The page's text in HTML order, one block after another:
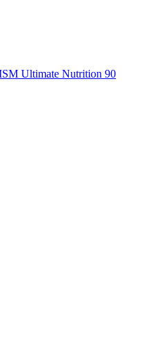
Ultimate Nutrition 90